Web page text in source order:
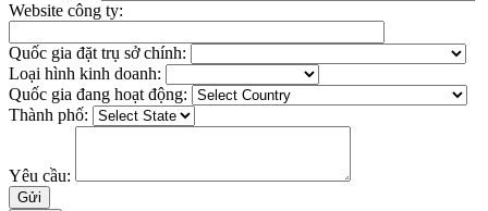
Website công ty:
Quốc gia đặt trụ sở chính:
Loại hình kinh doanh:
Quốc gia đang hoạt động:
Thành phố:
Yêu cầu: